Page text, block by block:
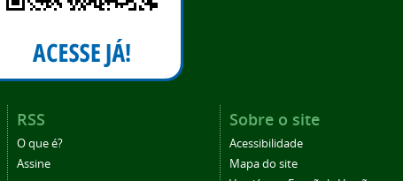
RSS
O que é?
Assine
Sobre o site
Acessibilidade
Mapa do site